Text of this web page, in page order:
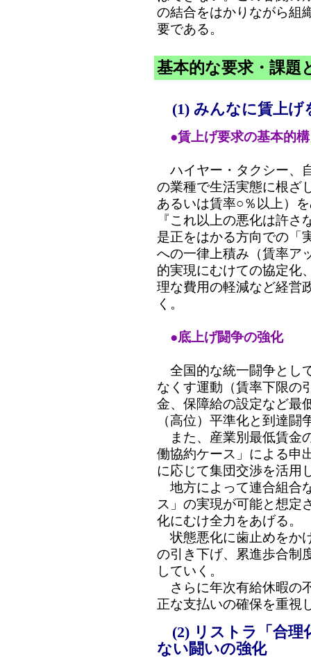
の結合をはかりながら組
要である。
基本的な要求・課題
(1) みんなに賃上げ
●賃上げ要求の基本的
ハイヤー・タクシー、
の業種で生活実態に根ざ
あるいは賃率○％以上）
『これ以上の悪化は許
是正をはかる方向での「
への一律上積み（賃率ア
的実現にむけての協定化
理な費用の軽減など経営
く。
●底上げ闘争の強化
全国的な統一闘争とし
なくす運動（賃率下限の
金、保障給の設定など最
（高位）平準化と到達
また、産業別最低賃金
働協約ケース」による申
に応じて集団交渉を活用
地方によって連合組合
ス」の実現が可能と想定
化にむけ全力をあげる。
状態悪化に歯止めをか
の引き下げ、累進歩合制
していく。
さらに年次有給休暇の
正な支払いの確保を重視
(2) リストラ「合理
ない闘いの強化